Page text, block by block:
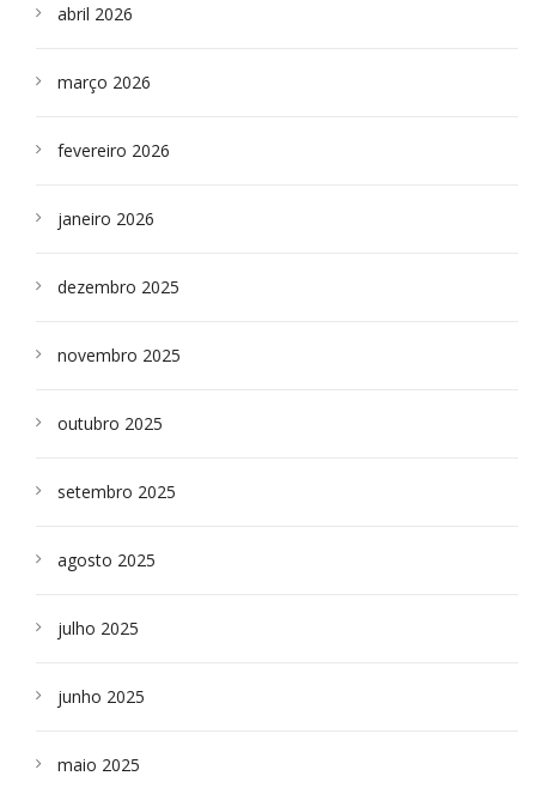
abril 2026
março 2026
fevereiro 2026
janeiro 2026
dezembro 2025
novembro 2025
outubro 2025
setembro 2025
agosto 2025
julho 2025
junho 2025
maio 2025